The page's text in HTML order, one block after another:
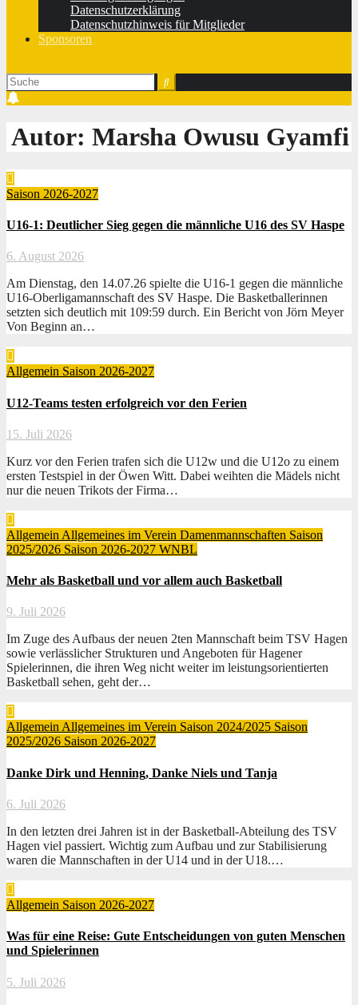
Datenschutzerklärung
Datenschutzhinweis für Mitglieder
Sponsoren
Autor: Marsha Owusu Gyamfi
Saison 2026-2027
U16-1: Deutlicher Sieg gegen die männliche U16 des SV Haspe
6. August 2026
Am Dienstag, den 14.07.26 spielte die U16-1 gegen die männliche
U16-Oberligamannschaft des SV Haspe. Die Basketballerinnen
setzten sich deutlich mit 109:59 durch. Ein Bericht von Jörn Meyer
Von Beginn an…
Allgemein Saison 2026-2027
U12-Teams testen erfolgreich vor den Ferien
15. Juli 2026
Kurz vor den Ferien trafen sich die U12w und die U12o zu einem
ersten Testspiel in der Öwen Witt. Dabei weihten die Mädels nicht
nur die neuen Trikots der Firma…
Allgemein Allgemeines im Verein Damenmannschaften Saison
2025/2026 Saison 2026-2027 WNBL
Mehr als Basketball und vor allem auch Basketball
9. Juli 2026
Im Zuge des Aufbaus der neuen 2ten Mannschaft beim TSV Hagen
sowie verlässlicher Strukturen und Angeboten für Hagener
Spielerinnen, die ihren Weg nicht weiter im leistungsorientierten
Basketball sehen, geht der…
AllgemeinAllgemeines im Verein Saison 2024/2025 Saison
2025/2026 Saison 2026-2027
Danke Dirk und Henning, Danke Niels und Tanja
6. Juli 2026
In den letzten drei Jahren ist in der Basketball-Abteilung des TSV
Hagen viel passiert. Wichtig zum Aufbau und zur Stabilisierung
waren die Mannschaften in der U14 und in der U18.…
Allgemein Saison 2026-2027
Was für eine Reise: Gute Entscheidungen von guten Menschen
und Spielerinnen
5. Juli 2026